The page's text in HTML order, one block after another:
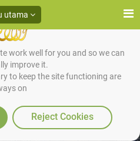
work well for you and so we can
improve it.
to keep the site functioning are
on
Reject Cookies
utama
KHUSYUK